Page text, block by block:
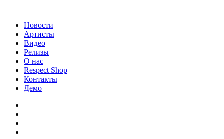
Новости
Артисты
Видео
Релизы
О нас
Respect Shop
Контакты
Демо